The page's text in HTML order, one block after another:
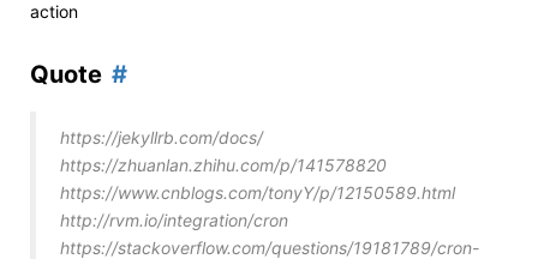
action
Quote
https://jekyllrb.com/docs/
https://zhuanlan.zhihu.com/p/141578820
https://www.cnblogs.com/tonyY/p/12150589.html
http://rvm.io/integration/cron
https://stackoverflow.com/questions/19181789/cron-